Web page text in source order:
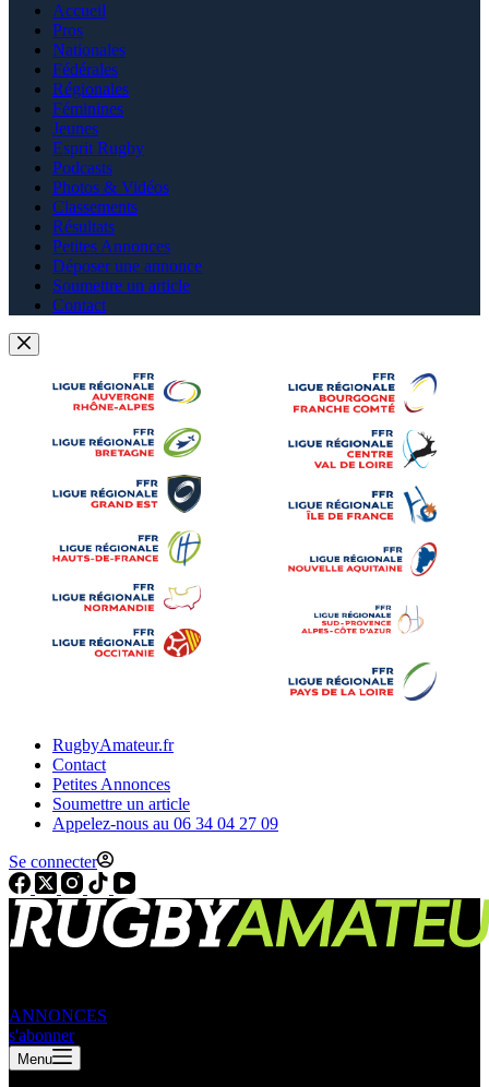
Accueil
Pros
Nationales
Fédérales
Régionales
Féminines
Jeunes
Esprit Rugby
Podcasts
Photos & Vidéos
Classements
Résultats
Petites Annonces
Déposer une annonce
Soumettre un article
Contact
RugbyAmateur.fr
Contact
Petites Annonces
Soumettre un article
Appelez-nous au 06 34 04 27 09
Se connecter
ANNONCES
s'abonner
Menu